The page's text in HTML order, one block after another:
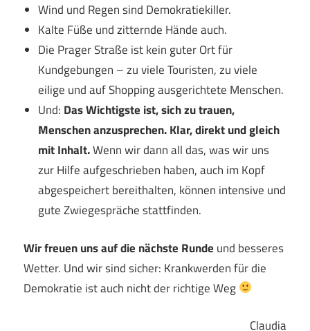
Wind und Regen sind Demokratiekiller.
Kalte Füße und zitternde Hände auch.
Die Prager Straße ist kein guter Ort für
Kundgebungen – zu viele Touristen, zu viele
eilige und auf Shopping ausgerichtete Menschen.
Und: Das Wichtigste ist, sich zu trauen,
Menschen anzusprechen. Klar, direkt und gleich
mit Inhalt.Wenn wir dann all das, was wir uns
zur Hilfe aufgeschrieben haben, auch im Kopf
abgespeichert bereithalten, können intensive und
gute Zwiegespräche stattfinden.
Wir freuen uns auf die nächste Runde und besseres
Wetter. Und wir sind sicher: Krankwerden für die
Demokratie ist auch nicht der richtige Weg
Claudia